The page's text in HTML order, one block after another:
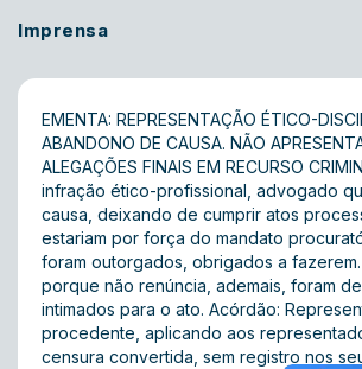
Imprensa
EMENTA: REPRESENTAÇÃO ÉTICO-
ABANDONO DE CAUSA. NÃO
ALEGAÇÕES FINAIS EM RECURSO
infração ético-profissional, advogado
causa, deixando de cumprir atos
estariam por força do mandato
foram outorgados, obrigados a
porque não renúncia, ademais, foram
intimados para o ato. Acórdão:
procedente, aplicando aos
censura convertida, sem registro nos